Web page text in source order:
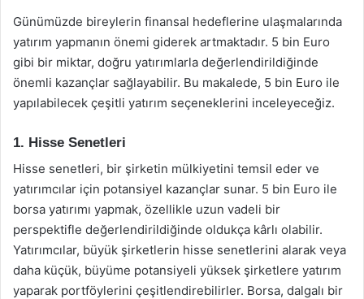
Günümüzde bireylerin finansal hedeflerine ulaşmalarında
yatırım yapmanın önemi giderek artmaktadır. 5 bin Euro
gibi bir miktar, doğru yatırımlarla değerlendirildiğinde
önemli kazançlar sağlayabilir. Bu makalede, 5 bin Euro ile
yapılabilecek çeşitli yatırım seçeneklerini inceleyeceğiz.
1. Hisse Senetleri
Hisse senetleri, bir şirketin mülkiyetini temsil eder ve
yatırımcılar için potansiyel kazançlar sunar. 5 bin Euro ile
borsa yatırımı yapmak, özellikle uzun vadeli bir
perspektifle değerlendirildiğinde oldukça kârlı olabilir.
Yatırımcılar, büyük şirketlerin hisse senetlerini alarak veya
daha küçük, büyüme potansiyeli yüksek şirketlere yatırım
yaparak portföylerini çeşitlendirebilirler. Borsa, dalgalı bir